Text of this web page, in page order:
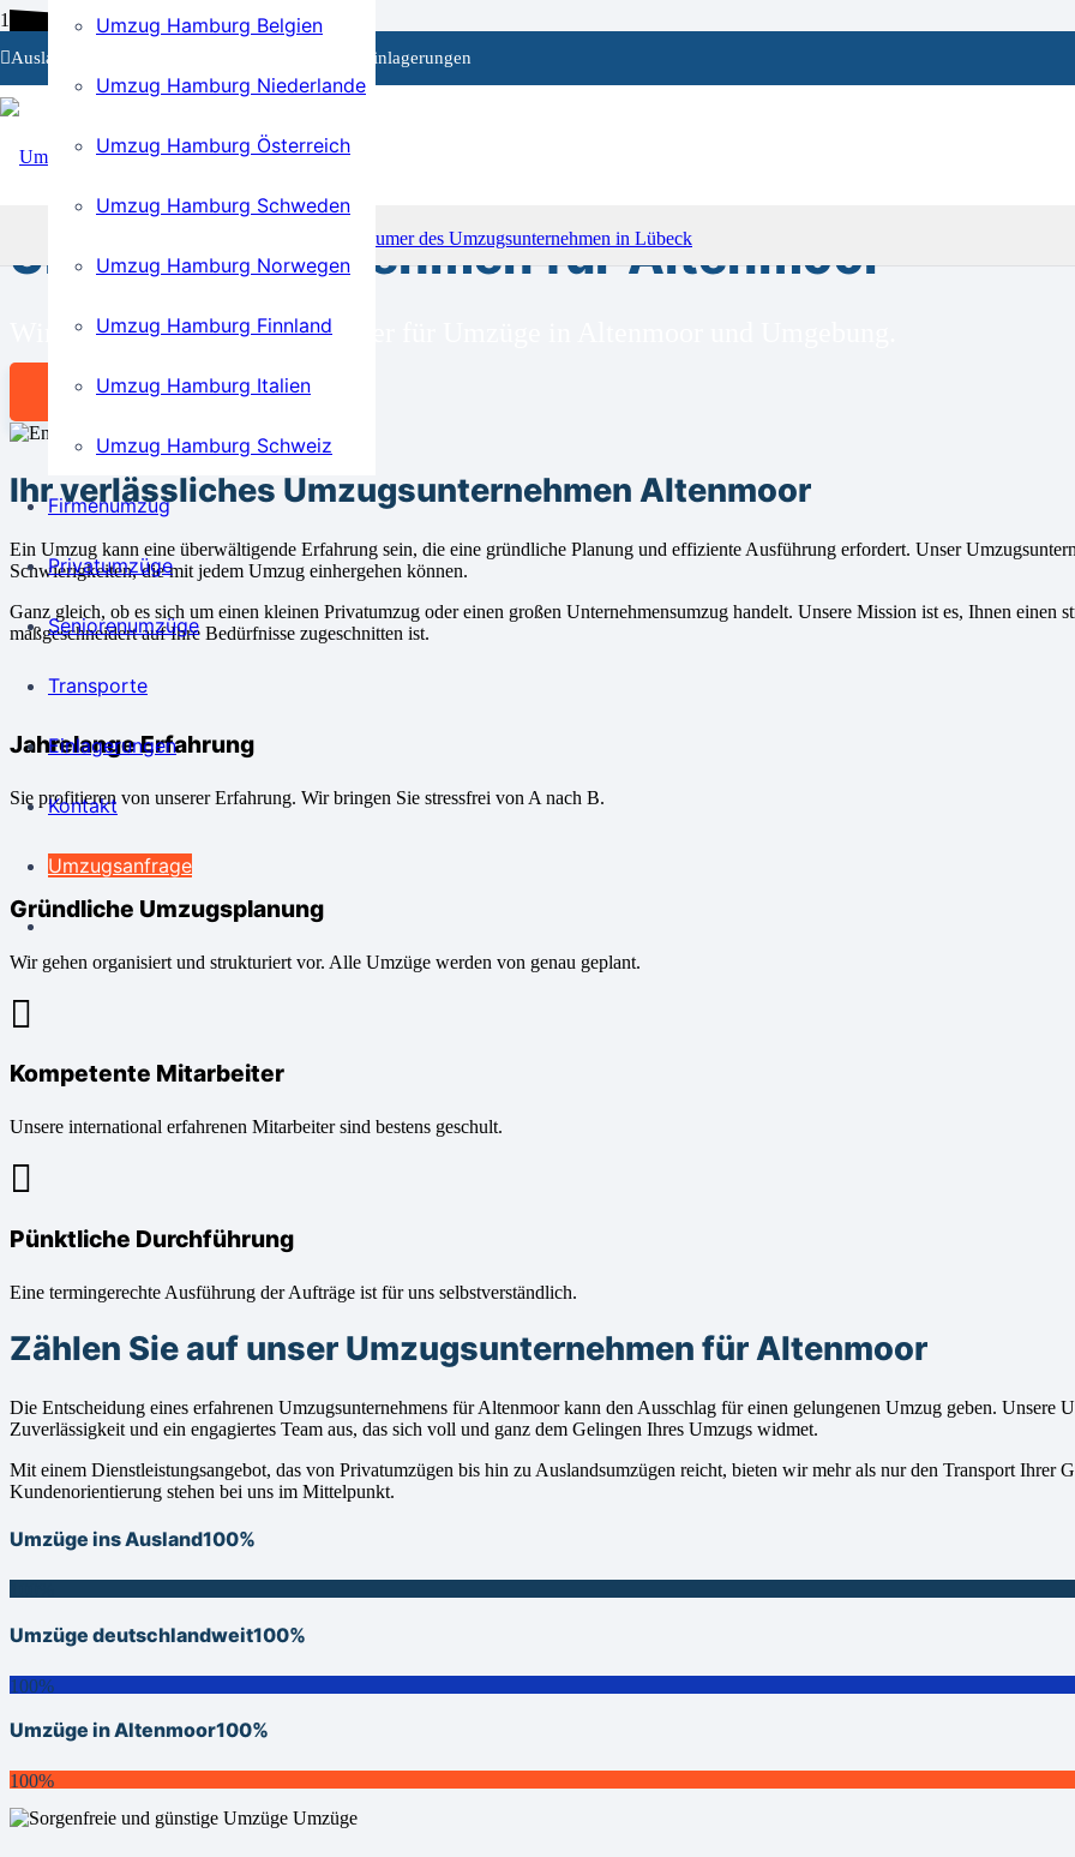
Auslandsumzüge Einlagerungen
Umzug Hamburg Belgien
Umzug Hamburg Niederlande
Umzug Hamburg Österreich
Umzug Hamburg Schweden
Umzug Hamburg Norwegen
Umzug Hamburg Finnland
Umzug Hamburg Italien
Umzug Hamburg Schweiz
Firmenumzug
Privatumzüge
Seniorenumzüge
Transporte
Einlagerungen
Kontakt
Umzugsanfrage
BEI UNS SIND SIE RICHTIG!
Umzugsunternehmen für Altenmoor
Wir sind Ihr kompetenter Partner für Umzüge in Altenmoor und Umgebung.
Angebot anfordern
Ihr verlässliches Umzugsunternehmen Altenmoor
Ein Umzug kann eine überwältigende Erfahrung sein, die eine gründliche Planung und effiziente Ausführung erfordert. Unser
Schwierigkeiten, die mit jedem Umzug einhergehen können.
Ganz gleich, ob es sich um einen kleinen Privatumzug oder einen großen Unternehmensumzug handelt. Unsere Mission ist es, Ihnen einen
maßgeschneidert auf Ihre Bedürfnisse zugeschnitten ist.
Jahrelange Erfahrung
Sie profitieren von unserer Erfahrung. Wir bringen Sie stressfrei von A nach B.
Gründliche Umzugsplanung
Wir gehen organisiert und strukturiert vor. Alle Umzüge werden von genau geplant.
Kompetente Mitarbeiter
Unsere international erfahrenen Mitarbeiter sind bestens geschult.
Pünktliche Durchführung
Eine termingerechte Ausführung der Aufträge ist für uns selbstverständlich.
Zählen Sie auf unser Umzugsunternehmen für Altenmoor
Die Entscheidung eines erfahrenen Umzugsunternehmens für Altenmoor kann den Ausschlag für einen gelungenen Umzug geben. Unsere
Zuverlässigkeit und ein engagiertes Team aus, das sich voll und ganz dem Gelingen Ihres Umzugs widmet.
Mit einem Dienstleistungsangebot, das von Privatumzügen bis hin zu Auslandsumzügen reicht, bieten wir mehr als nur den Transport Ihrer
Kundenorientierung stehen bei uns im Mittelpunkt.
Umzüge ins Ausland100%
Umzüge deutschlandweit100%
100%
Umzüge in Altenmoor100%
100%